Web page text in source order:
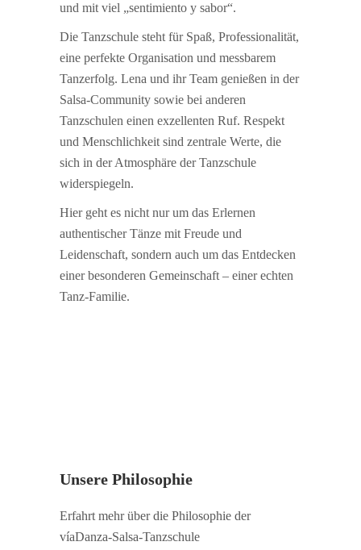
und mit viel „sentimiento y sabor“.
Die Tanzschule steht für Spaß, Professionalität,
eine perfekte Organisation und messbarem
Tanzerfolg. Lena und ihr Team genießen in der
Salsa-Community sowie bei anderen
Tanzschulen einen exzellenten Ruf. Respekt
und Menschlichkeit sind zentrale Werte, die
sich in der Atmosphäre der Tanzschule
widerspiegeln.
Hier geht es nicht nur um das Erlernen
authentischer Tänze mit Freude und
Leidenschaft, sondern auch um das Entdecken
einer besonderen Gemeinschaft – einer echten
Tanz-Familie.
Unsere Philosophie
Erfahrt mehr über die Philosophie der
víaDanza-Salsa-Tanzschule